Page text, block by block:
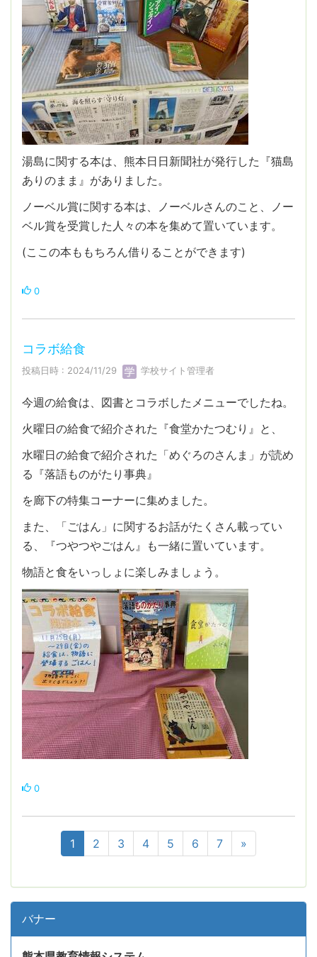
湯島に関する本は、熊本日日新聞社が発行した『猫島
ありのまま』がありました。
ノーベル賞に関する本は、ノーベルさんのこと、ノー
ベル賞を受賞した人々の本を集めて置いています。
(ここの本ももちろん借りることができます)
0
コラボ給食
投稿日時 : 2024/11/29 学校サイト管理者
今週の給食は、図書とコラボしたメニューでしたね。
火曜日の給食で紹介された『食堂かたつむり』と、
水曜日の給食で紹介された「めぐろのさんま」が読め
る『落語ものがたり事典』
を廊下の特集コーナーに集めました。
また、「ごはん」に関するお話がたくさん載ってい
る、『つやつやごはん』も一緒に置いています。
物語と食をいっしょに楽しみましょう。
0
1 2 3 4 5 6 7 »
バナー